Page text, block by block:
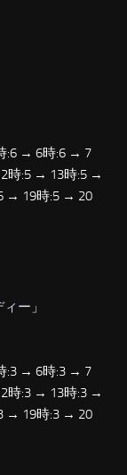
:6 → 6時:6 → 7
時:5 → 13時:5 →
→ 19時:5 → 20
ィー 」
:3 → 6時:3 → 7
時:3 → 13時:3 →
→ 19時:3 → 20